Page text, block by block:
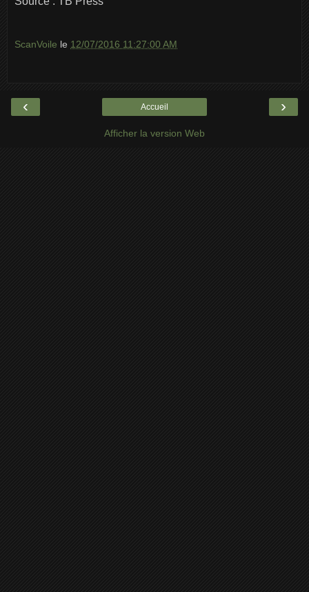
ScanVoile le 12/07/2016 11:27:00 AM
‹ ›
Accueil
Afficher la version Web